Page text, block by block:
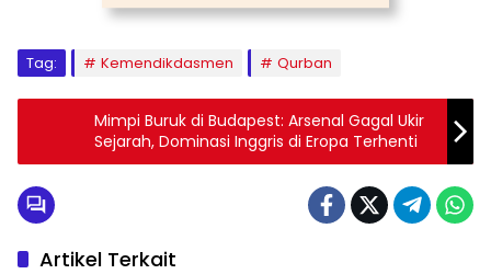
Tag: Kemendikdasmen Qurban
Mimpi Buruk di Budapest: Arsenal Gagal Ukir
Sejarah, Dominasi Inggris di Eropa Terhenti
Artikel Terkait